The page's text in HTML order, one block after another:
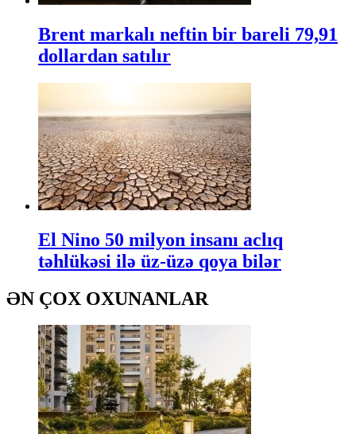
Brent markalı neftin bir bareli 79,91
dollardan satılır
El Nino 50 milyon insanı aclıq
təhlükəsi ilə üz-üzə qoya bilər
ƏN ÇOX OXUNANLAR